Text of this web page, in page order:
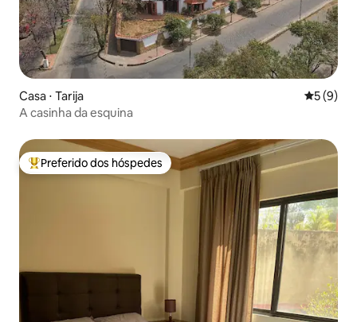
Casa ⋅ Tarija 5 de
5 (9)
A casinha da esquina
Entre os melhores preferidos dos hóspedes
Preferido dos hóspedes